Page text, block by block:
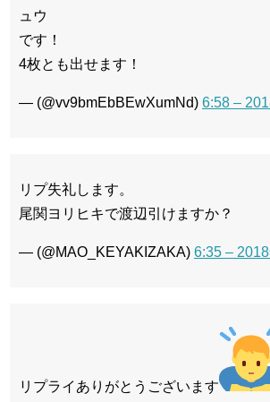
ュウ
です！
4枚とも出せます！
— (@vv9bmEbBEwXumNd) 6:58 –
リプ失礼します。
尾関ヨリヒキで渡辺引けますか？
— (@MAO_KEYAKIZAKA) 6:35 –
リプライありがとうございます